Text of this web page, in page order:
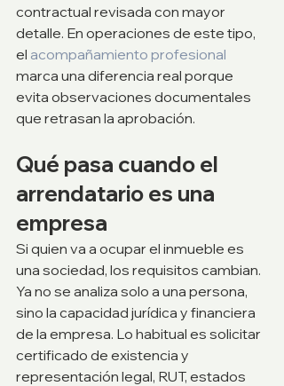
contractual revisada con mayor
detalle. En operaciones de este tipo,
el acompañamiento profesional
marca una diferencia real porque
evita observaciones documentales
que retrasan la aprobación.
Qué pasa cuando el
arrendatario es una
empresa
Si quien va a ocupar el inmueble es
una sociedad, los requisitos cambian.
Ya no se analiza solo a una persona,
sino la capacidad jurídica y financiera
de la empresa. Lo habitual es solicitar
certificado de existencia y
representación legal, RUT, estados